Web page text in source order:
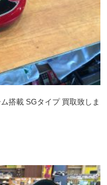
搭載 SGタイプ 買取致しま